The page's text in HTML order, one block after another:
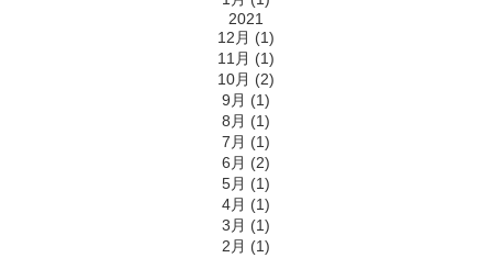
2021
12月 (1)
11月 (1)
10月 (2)
9月 (1)
8月 (1)
7月 (1)
6月 (2)
5月 (1)
4月 (1)
3月 (1)
2月 (1)